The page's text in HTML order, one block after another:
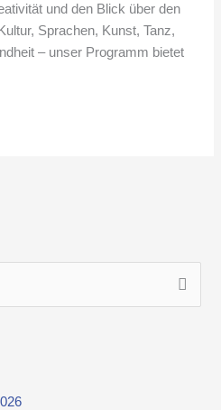
und den Blick über den
Sprachen, Kunst, Tanz,
– unser Programm bietet